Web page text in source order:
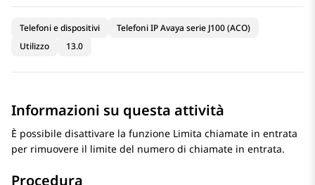
Telefoni e dispositivi
Telefoni IP Avaya serie J100 (ACO)
Utilizzo
13.0
Informazioni su questa attività
È possibile disattivare la funzione Limita chiamate in entrata
per rimuovere il limite del numero di chiamate in entrata.
Procedura